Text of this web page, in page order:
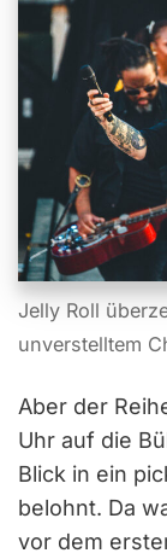
Jelly Roll
unverstelltem
Aber der
Uhr auf die
Blick in ein
belohnt. Da
vor dem